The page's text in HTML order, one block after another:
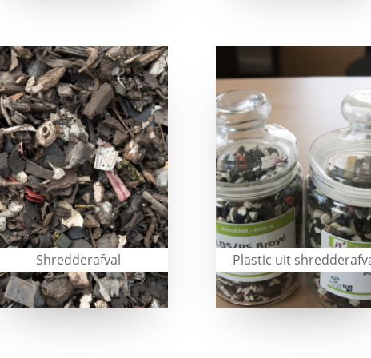
Shredderafval Plastic uit